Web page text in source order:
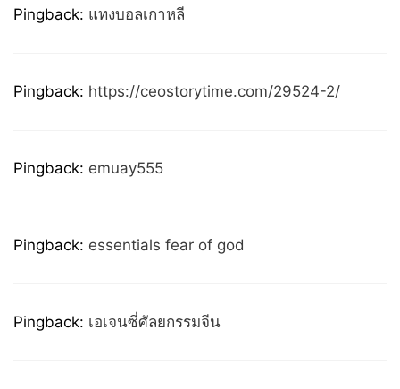
Pingback: แทงบอลเกาหลี
Pingback: https://ceostorytime.com/29524-2/
Pingback: emuay555
Pingback: essentials fear of god
Pingback: เอเจนซี่ศัลยกรรมจีน